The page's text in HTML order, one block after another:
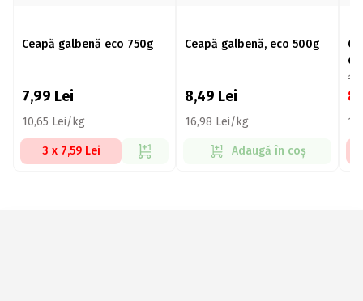
Ceapă galbenă eco 750g
7,99 Lei
10,65 Lei/kg
3 x 7,59 Lei
Ceapă galbenă, eco 500g
8,49 Lei
16,98 Lei/kg
Adaugă în coș